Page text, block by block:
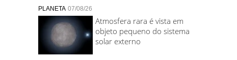
PLANETA 07/08/26
Atmosfera rara é vista em
objeto pequeno do sistema
solar externo